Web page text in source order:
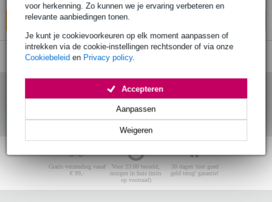
voor herkenning. Zo kunnen we je ervaring verbeteren en
relevante aanbiedingen tonen.
Je kunt je cookievoorkeuren op elk moment aanpassen of
intrekken via de cookie-instellingen rechtsonder of via onze
Cookiebeleid en Privacy policy.
Weigeren
Aanpassen
Accepteren
In mijn winkelwagen
Gratis verzending vanaf
€ 99,-
Voor 23:00 besteld,
morgen in huis (mits
op voorraad)
30 dagen 'niet goed
geld terug' garantie!